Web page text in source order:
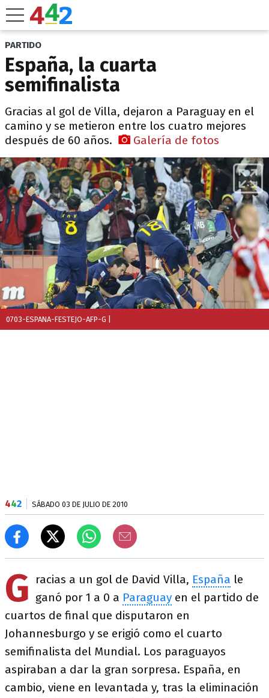
PARTIDO
España, la cuarta
semifinalista
Gracias al gol de Villa, dejaron a Paraguay en el
camino y se metieron entre los cuatro mejores
después de 60 años.
Galería de fotos
0703-ESPANA-FESTEJO-AFP-G
442 SÁBADO 03 DE JULIO DE 2010
G racias a un gol de David Villa, España le
ganó por 1 a 0 a Paraguay en el partido de
cuartos de final que disputaron en
Johannesburgo y se erigió como el cuarto
semifinalista del Mundial. Los paraguayos
aspiraban a dar la gran sorpresa. España, en
cambio, viene en levantada y, tras la eliminación